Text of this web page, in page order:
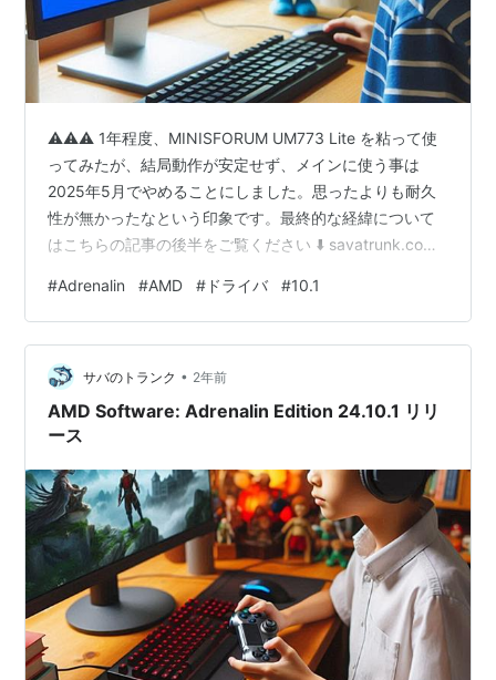
⚠️⚠️⚠️ 1年程度、MINISFORUM UM773 Lite を粘って使
ってみたが、結局動作が安定せず、メインに使う事は
2025年5月でやめることにしました。思ったよりも耐久
性が無かったなという印象です。最終的な経緯について
はこちらの記事の後半をご覧ください ⬇️ savatrunk.com
MINISFORUM UM773 Lite というミニPCを2024年1月か
ら使っています。（メモリ:32GB、M.2 SSD:1TB、SATA
SSD:1TB、Windows11Home） 2024年10月20日
に、"AMD Softw…
#Adrenalin #AMD # ドライバ #10.1
サバのトランク • 2年前
AMD Software: Adrenalin Edition 24.10.1 リリ
ース